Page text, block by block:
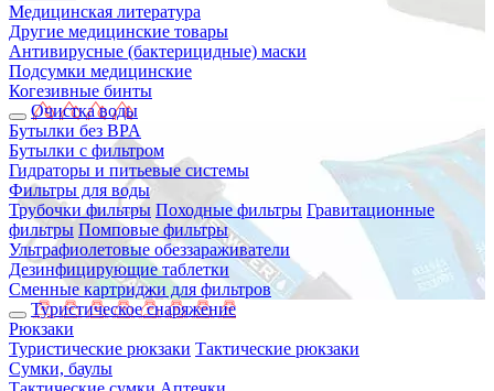
Медицинская литература
Другие медицинские товары
Антивирусные (бактерицидные) маски
Подсумки медицинские
Когезивные бинты
Очистка воды
Бутылки без BPA
Бутылки с фильтром
Гидраторы и питьевые системы
Фильтры для воды
Трубочки фильтры Походные фильтры Гравитационные
фильтры Помповые фильтры
Ультрафиолетовые обеззараживатели
Дезинфицирующие таблетки
Сменные картриджи для фильтров
Туристическое снаряжение
Рюкзаки
Туристические рюкзаки Тактические рюкзаки
Сумки, баулы